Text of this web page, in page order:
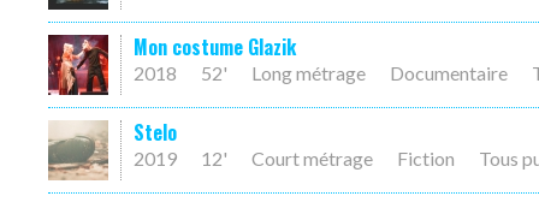
Mon costume Glazik
2018 52' Long métrage Documentaire
Stelo
2019 12' Court métrage Fiction Tous